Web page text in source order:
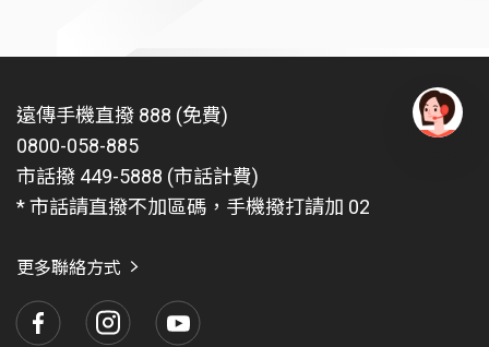
遠傳手機直撥 888 (免費)
0800-058-885
市話撥 449-5888 (市話計費)
* 市話請直撥不加區碼，手機撥打請加 02
更多聯絡方式